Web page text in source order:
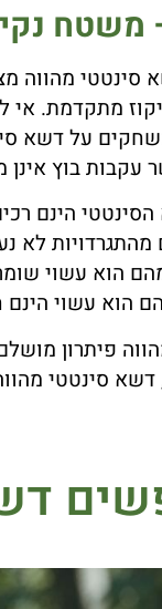
נקי
סינטטי מהווה
מתקדמת.
על דשא
עקבות בוץ
הינם
מהתגרדויות
הוא עשוי
הוא עשוי הינם
פיתרון
סינטטי